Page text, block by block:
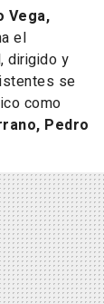
Vega,
el
, dirigido y
se
como
Pedro